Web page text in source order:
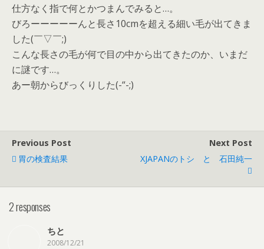
仕方なく指で何とかつまんでみると…。
びろーーーーーんと長さ10cmを超える細い毛が出てきま
した(￣▽￣;)
こんな長さの毛が何で目の中から出てきたのか、いまだ
に謎です…。
あー朝からびっくりした(-“-;)
Previous Post
胃の検査結果
Next Post
XJAPANのトシ と 石田純一
2 responses
ちと
2008/12/21